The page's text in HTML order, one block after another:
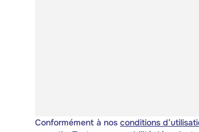
Conformément à nos conditions